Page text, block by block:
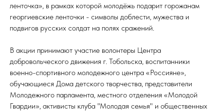
ленточка», в рамках которой молодёжь подарит горожанам
георгиевские ленточки - символы доблести, мужества и
подвигов русских солдат на полях сражений.
В акции принимают участие волонтеры Центра
добровольческого движения г. Тобольска, воспитанники
военно-спортивного молодежного центра «Россияне»,
обучающиеся Дома детского творчества, представители
Молодежного парламента, местного отделения «Молодой
Гвардии», активисты клуба "Молодая семья" и общественных